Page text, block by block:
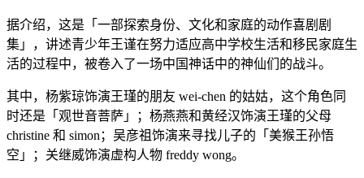
据介绍，这是「一部探索身份、文化和家庭的动作喜剧剧
集」，讲述青少年王谨在努力适应高中学校生活和移民家庭生
活的过程中，被卷入了一场中国神话中的神仙们的战斗。
其中，杨紫琼饰演王瑾的朋友 wei-chen 的姑姑，这个角色同
时还是「观世音菩萨」；杨燕燕和黄经汉饰演王瑾的父母
christine 和 simon；吴彦祖饰演来寻找儿子的「美猴王孙悟
空」；关继威饰演虚构人物 freddy wong。